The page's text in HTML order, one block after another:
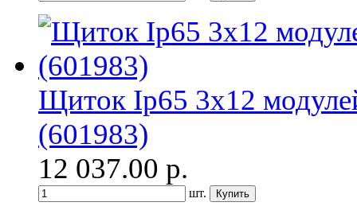
Щиток Ip65 3x12
(601983)
12 037.00 р.
шт.